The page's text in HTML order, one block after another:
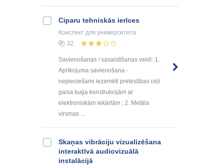
Ciparu tehniskās ierīces
Конспект для университета
32
Savienošanas / sasaistīšanas veidi: 1.
Aprīkojuma savienošana -
nepieciešami iezemēti pretestības ceļi
gaisa kuģa konstrukcijām ar
elektroniskām iekārtām ; 2. Metāla
virsmas ...
Skaņas vibrāciju vizualizēšana
interaktīvā audiovizuālā
instalācijā